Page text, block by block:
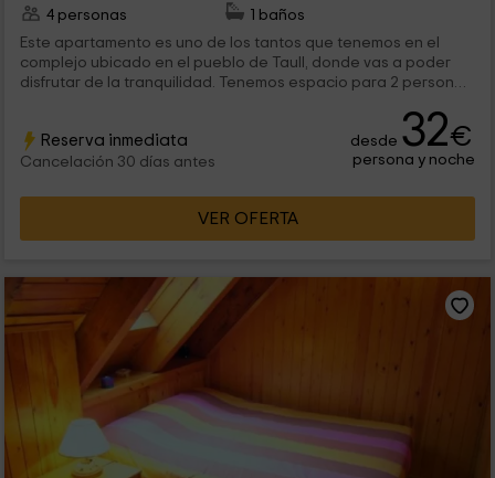
4 personas
1 baños
Este apartamento es uno de los tantos que tenemos en el
complejo ubicado en el pueblo de Taull, donde vas a poder
disfrutar de la tranquilidad. Tenemos espacio para 2 personas,
vacaciones para conocer a fondo los rincones que esta zona
de Lleida te ofrece.
Reserva inmediata
Cancelación 30 días antes
desde 32€
persona y noche
VER OFERTA